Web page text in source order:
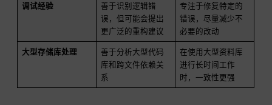
调试经验
善于识别逻辑错
误，但可能会提出
更广泛的重构建议
专注于修复特定的
错误，尽量减少不
必要的改动
大型存储库处理
善于分析大型代码
库和跨文件依赖关
系
在使用大型资料库
进行长时间工作
时，一致性更强